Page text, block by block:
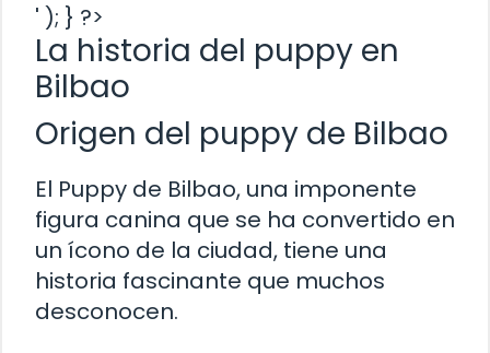
' ); } ?>
La historia del puppy en
Bilbao
Origen del puppy de Bilbao
El Puppy de Bilbao, una imponente
figura canina que se ha convertido en
un ícono de la ciudad, tiene una
historia fascinante que muchos
desconocen.